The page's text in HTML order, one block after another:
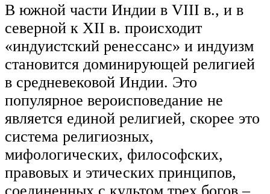
В южной части Индии в VIII в., и в
северной к XII в. происходит
«индуистский ренессанс» и индуизм
становится доминирующей религией
в средневековой Индии. Это
популярное вероисповедание не
является единой религией, скорее это
система религиозных,
мифологических, философских,
правовых и этических принципов,